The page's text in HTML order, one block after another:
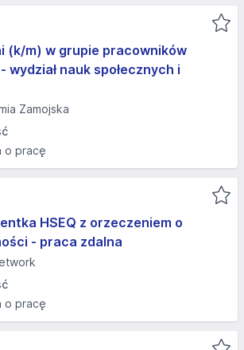
(k/m) w grupie pracowników
nauk społecznych i
Zamojska
o pracę
HSEQ z orzeczeniem o
- praca zdalna
o pracę